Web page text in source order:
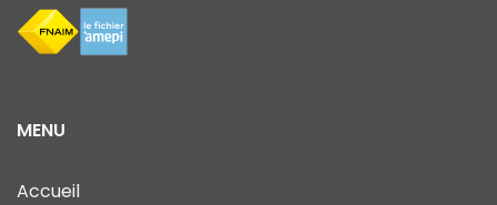
MENU
Accueil